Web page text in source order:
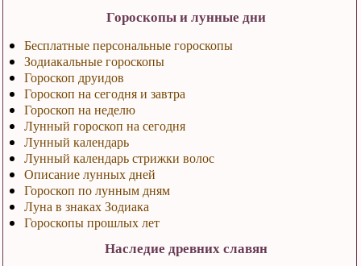
Гороскопы и лунные дни
Бесплатные персональные гороскопы
Зодиакальные гороскопы
Гороскоп друидов
Гороскоп на сегодня и завтра
Гороскоп на неделю
Лунный гороскоп на сегодня
Лунный календарь
Лунный календарь стрижки волос
Описание лунных дней
Гороскоп по лунным дням
Луна в знаках Зодиака
Гороскопы прошлых лет
Наследие древних славян